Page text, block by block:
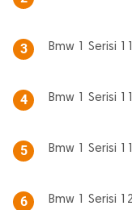
3 Bmw 1 Serisi
4 Bmw 1 Serisi
5 Bmw 1 Serisi
6 Bmw 1 Serisi